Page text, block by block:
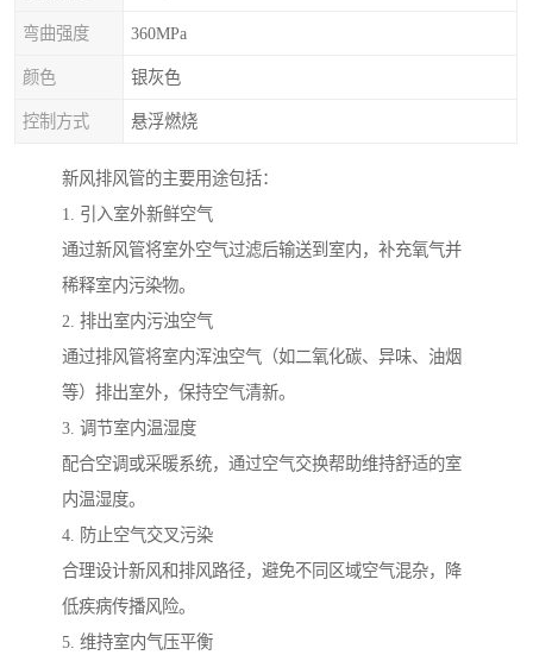
弯曲强度 360MPa
颜色 银灰色
控制方式 悬浮燃烧
新风排风管的主要用途包括：
1. 引入室外新鲜空气
通过新风管将室外空气过滤后输送到室内，补充氧气并
稀释室内污染物。
2. 排出室内污浊空气
通过排风管将室内浑浊空气（如二氧化碳、异味、油烟
等）排出室外，保持空气清新。
3. 调节室内温湿度
配合空调或采暖系统，通过空气交换帮助维持舒适的室
内温湿度。
4. 防止空气交叉污染
合理设计新风和排风路径，避免不同区域空气混杂，降
低疾病传播风险。
5. 维持室内气压平衡